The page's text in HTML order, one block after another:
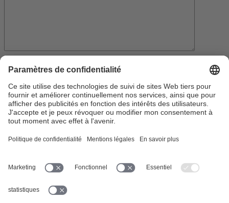
Nom*
E-mail*
Votre adresse e-mail ne sera pas publiée.
Enregistrer mon nom et mon e-mail dans le navigateur pour mon